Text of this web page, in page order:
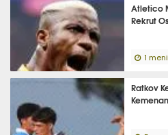
Atletico
Rekrut
1
Ratkov